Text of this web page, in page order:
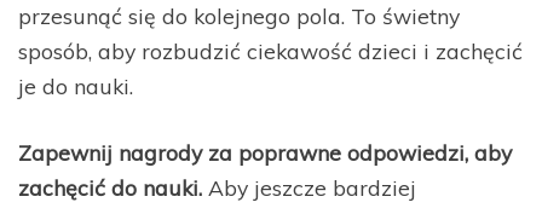
przesunąć się do kolejnego pola. To świetny
sposób, aby rozbudzić ciekawość dzieci i zachęcić
je do nauki.
Zapewnij nagrody za poprawne odpowiedzi, aby
zachęcić do nauki. Aby jeszcze bardziej